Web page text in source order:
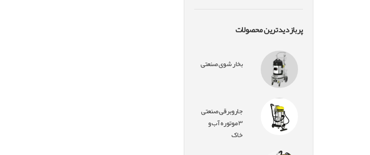
پربازدیدترین محصولات
بخار شوی صنعتی
جاروبرقی صنعتی
۳ موتوره آب و
خاک